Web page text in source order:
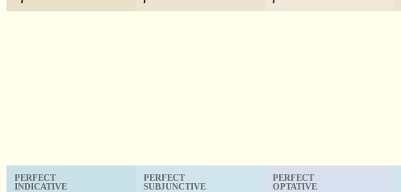
PERFECT
INDICATIVE
PERFECT
SUBJUNCTIVE
PERFECT
OPTATIVE